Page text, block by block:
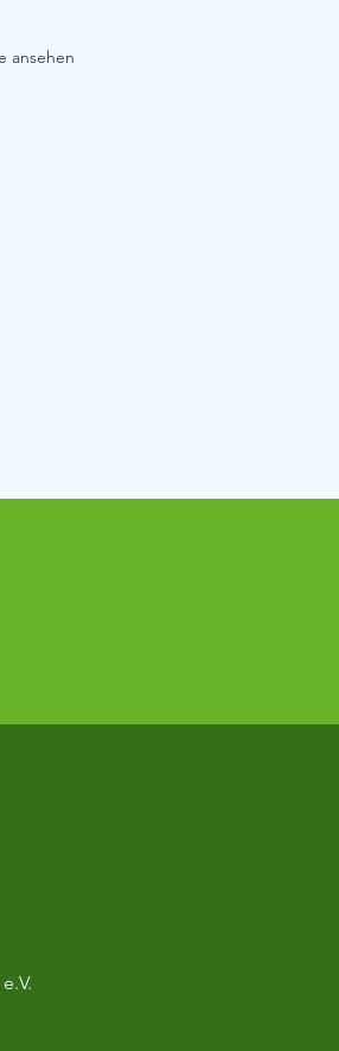
ansehen